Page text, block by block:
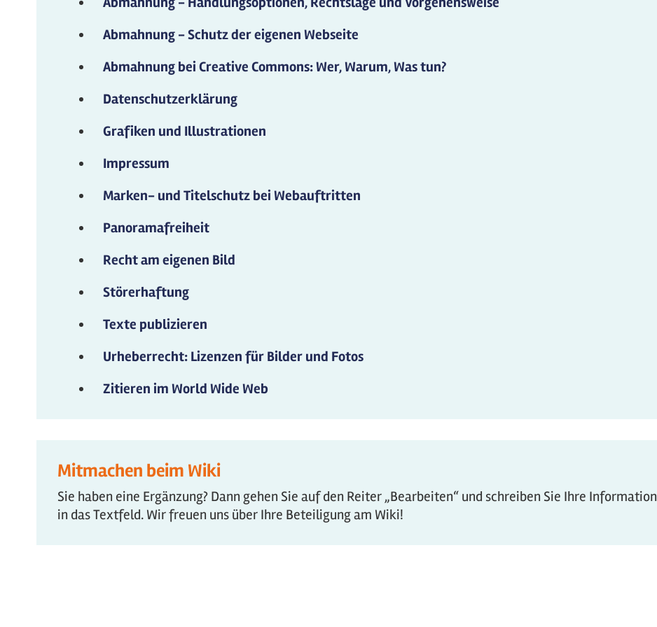
Abmahnung - Schutz der eigenen Webseite
Abmahnung bei Creative Commons: Wer, Warum, Was tun?
Datenschutzerklärung
Grafiken und Illustrationen
Impressum
Marken- und Titelschutz bei Webauftritten
Panoramafreiheit
Recht am eigenen Bild
Störerhaftung
Texte publizieren
Urheberrecht: Lizenzen für Bilder und Fotos
Zitieren im World Wide Web
Mitmachen beim Wiki
Sie haben eine Ergänzung? Dann gehen Sie auf den Reiter „Bearbeiten“ und schreiben Sie Ihre Information
in das Textfeld. Wir freuen uns über Ihre Beteiligung am Wiki!